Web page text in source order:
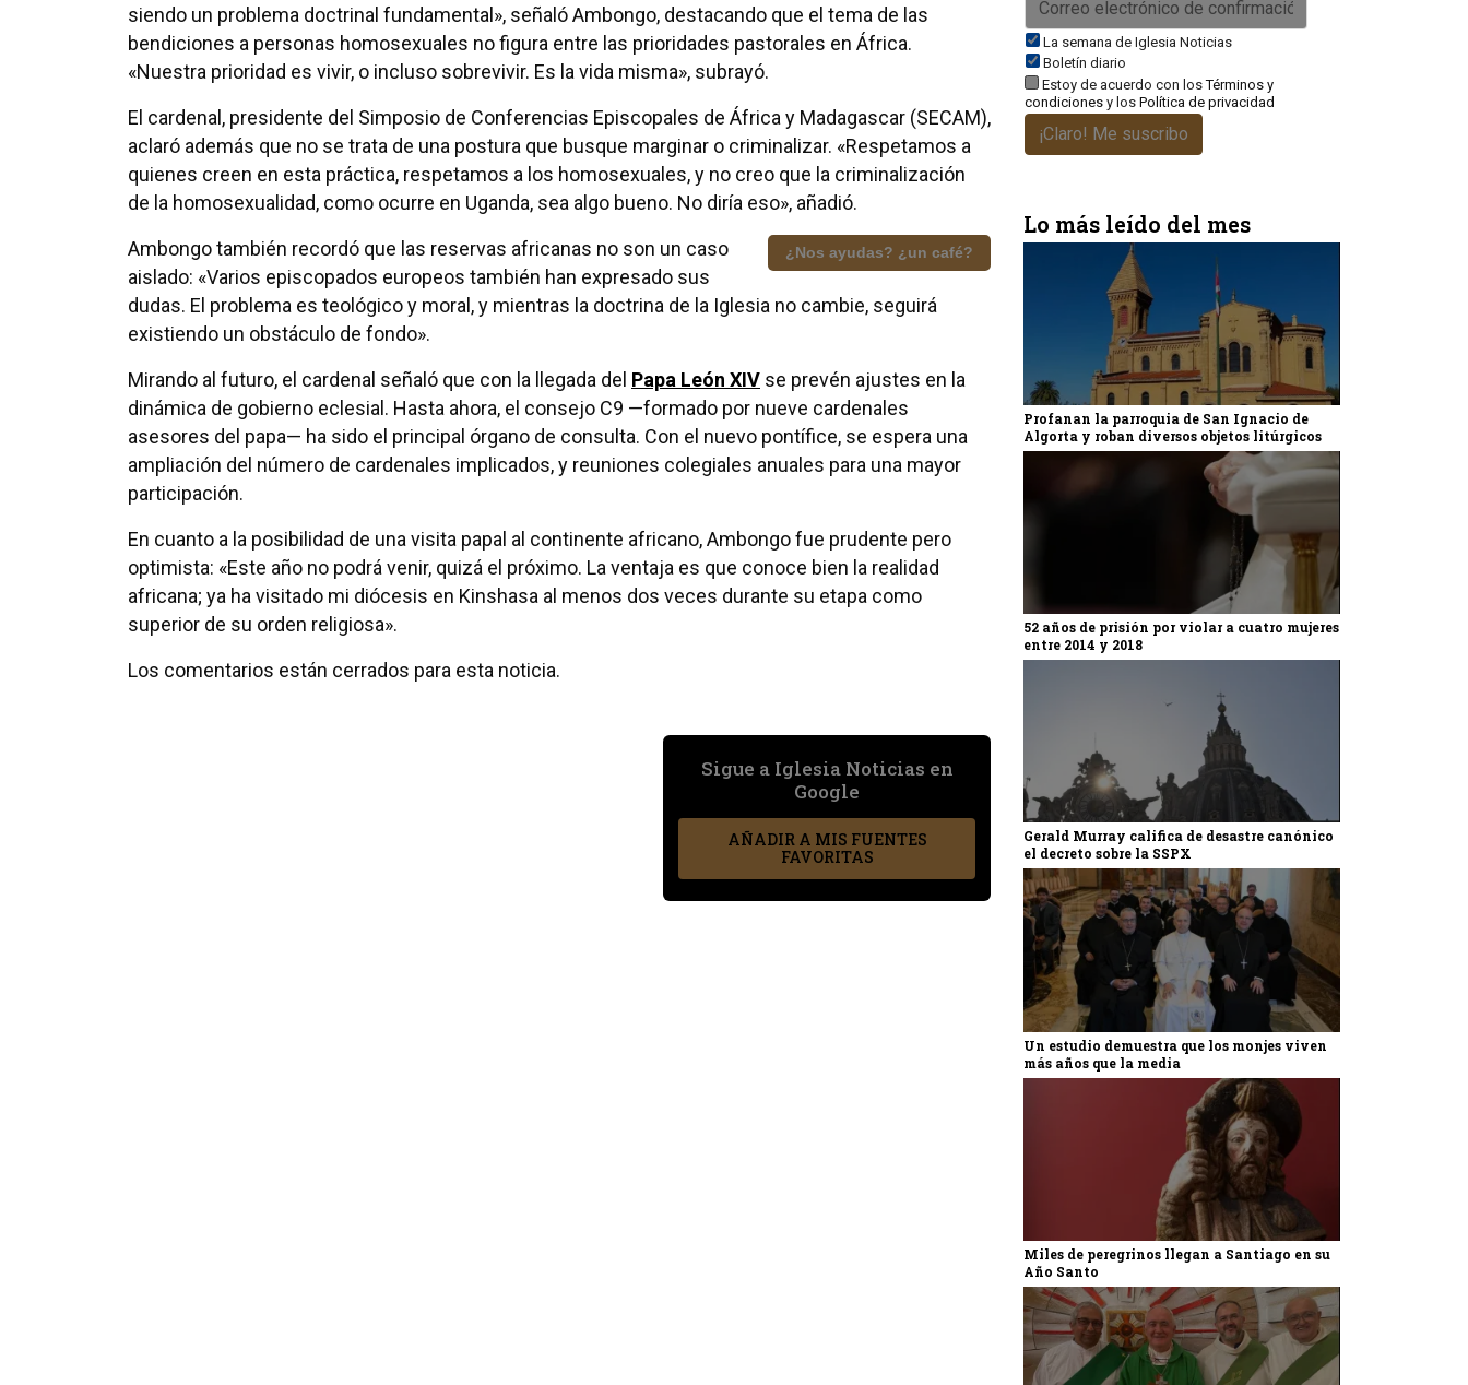
siendo un problema doctrinal fundamental», señaló Ambongo, destacando que el tema de las
bendiciones a personas homosexuales no figura entre las prioridades pastorales en África.
«Nuestra prioridad es vivir, o incluso sobrevivir. Es la vida misma», subrayó.
El cardenal, presidente del Simposio de Conferencias Episcopales de África y Madagascar (SECAM),
aclaró además que no se trata de una postura que busque marginar o criminalizar. «Respetamos a
quienes creen en esta práctica, respetamos a los homosexuales, y no creo que la criminalización
de la homosexualidad, como ocurre en Uganda, sea algo bueno. No diría eso», añadió.
¿Nos ayudas? ¿un café?
Ambongo también recordó que las reservas africanas no son un caso
aislado: «Varios episcopados europeos también han expresado sus
dudas. El problema es teológico y moral, y mientras la doctrina de la Iglesia no cambie, seguirá
existiendo un obstáculo de fondo».
Mirando al futuro, el cardenal señaló que con la llegada del Papa León XIV se prevén ajustes en la
dinámica de gobierno eclesial. Hasta ahora, el consejo C9 —formado por nueve cardenales
asesores del papa— ha sido el principal órgano de consulta. Con el nuevo pontífice, se espera una
ampliación del número de cardenales implicados, y reuniones colegiales anuales para una mayor
participación.
En cuanto a la posibilidad de una visita papal al continente africano, Ambongo fue prudente pero
optimista: «Este año no podrá venir, quizá el próximo. La ventaja es que conoce bien la realidad
africana; ya ha visitado mi diócesis en Kinshasa al menos dos veces durante su etapa como
superior de su orden religiosa».
Los comentarios están cerrados para esta noticia.
Sigue a Iglesia Noticias en
Google
AÑADIR A MIS FUENTES
FAVORITAS
La semana de Iglesia Noticias
Boletín diario
Estoy de acuerdo con losTérminos y
condiciones y los Política de privacidad
¡Claro! Me suscribo
Lo más leído del mes
Profanan la parroquia de San Ignacio de
Algorta y roban diversos objetos litúrgicos
52 años de prisión por violar a cuatro mujeres
entre 2014 y 2018
Gerald Murray califica de desastre canónico
el decreto sobre la SSPX
Un estudio demuestra que los monjes viven
más años que la media
Miles de peregrinos llegan a Santiago en su
Año Santo